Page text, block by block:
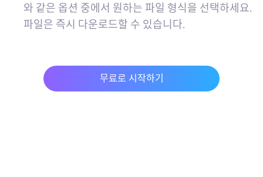
와 같은 옵션 중에서 원하는 파일 형식을 선택하세요.
파일은 즉시 다운로드할 수 있습니다.
무료로 시작하기